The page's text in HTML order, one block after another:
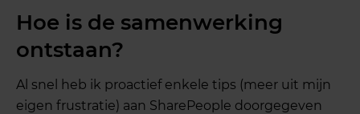
Hoe is de samenwerking
ontstaan?
Al snel heb ik proactief enkele tips (meer uit mijn
eigen frustratie) aan SharePeople doorgegeven